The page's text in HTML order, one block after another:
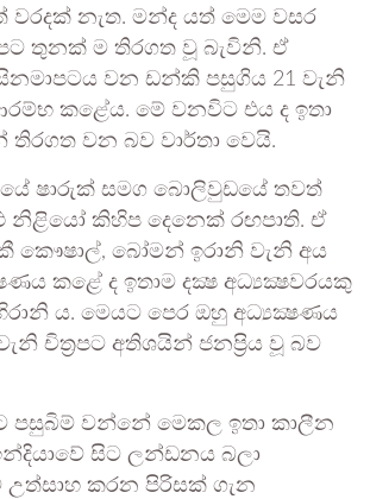
වරදක් නැත. මන්ද යත් මෙම වසර
තුනක් ම තිරගත වූ බැවිනි. ඒ
වන ඩන්කි පසුගිය 21 වැනි
කළේය. මේ වනවිට එය ද ඉතා
තිරගත වන බව වාර්තා වෙයි.
ෂාරුක් සමග බොලිවුඩයේ තවත්
නිළියෝ කිහිප දෙනෙක් රඟපාති. ඒ
කෞෂාල්, බෝමන් ඉරානි වැනි අය
කළේ ද ඉතාම දක්‍ෂ අධ්‍යක්‍ෂවරයකු
ය. මෙයට පෙර ඔහු අධ්‍යක්‍ෂණය
චිත්‍රපට අතිශයින් ජනප්‍රිය වූ බව
පසුබිම් වන්නේ මෙකල ඉතා කාලීන
සිට ලන්ඩනය බලා
උත්සාහ කරන පිරිසක් ගැන